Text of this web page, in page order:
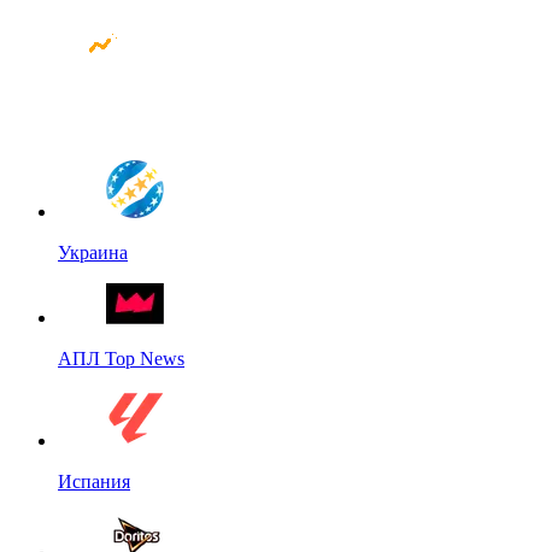
Украина
АПЛ Top News
Испания